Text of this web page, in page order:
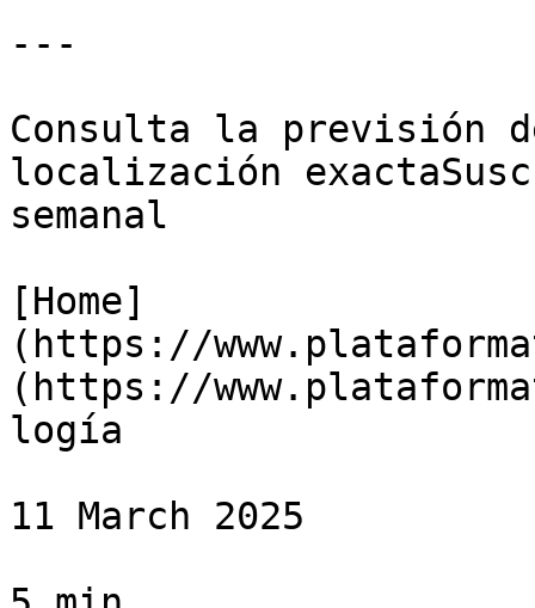
---
Consulta la previsión
localización
semanal
[Home]
(https://
(https://
logía
11 March 2025